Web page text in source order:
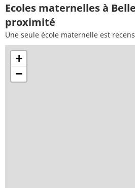
Ecoles maternelles à
proximité
Une seule école maternelle est
+
−